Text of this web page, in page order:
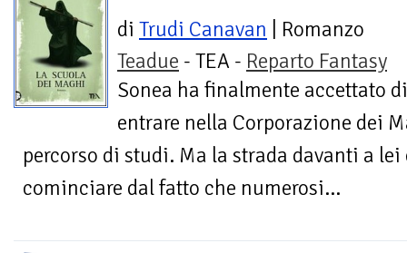
di Trudi Canavan | Romanzo
Teadue - TEA - Reparto Fantasy
Sonea ha finalmente accettato di
entrare nella Corporazione dei
percorso di studi. Ma la strada davanti a
cominciare dal fatto che numerosi...